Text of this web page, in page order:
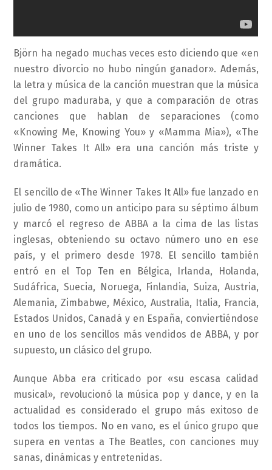
Björn ha negado muchas veces esto diciendo que «en
nuestro divorcio no hubo ningún ganador». Además,
la letra y música de la canción muestran que la música
del grupo maduraba, y que a comparación de otras
canciones que hablan de separaciones (como
«Knowing Me, Knowing You» y «Mamma Mia»), «The
Winner Takes It All» era una canción más triste y
dramática.
El sencillo de «The Winner Takes It All» fue lanzado en
julio de 1980, como un anticipo para su séptimo álbum
y marcó el regreso de ABBA a la cima de las listas
inglesas, obteniendo su octavo número uno en ese
país, y el primero desde 1978. El sencillo también
entró en el Top Ten en Bélgica, Irlanda, Holanda,
Sudáfrica, Suecia, Noruega, Finlandia, Suiza, Austria,
Alemania, Zimbabwe, México, Australia, Italia, Francia,
Estados Unidos, Canadá y en España, conviertiéndose
en uno de los sencillos más vendidos de ABBA, y por
supuesto, un clásico del grupo.
Aunque Abba era criticado por «su escasa calidad
musical», revolucionó la música pop y dance, y en la
actualidad es considerado el grupo más exitoso de
todos los tiempos. No en vano, es el único grupo que
supera en ventas a The Beatles, con canciones muy
sanas, dinámicas y entretenidas.